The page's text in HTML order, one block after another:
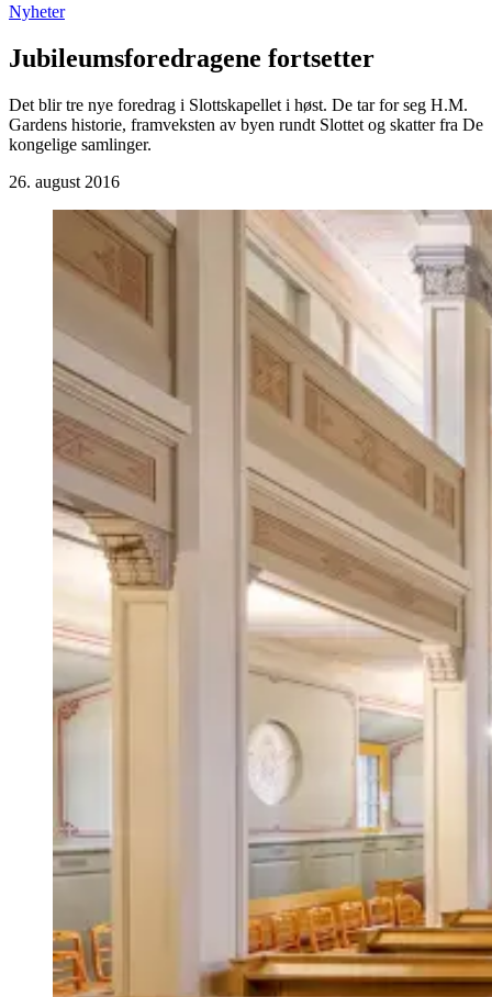
Nyheter
Jubileumsforedragene fortsetter
Det blir tre nye foredrag i Slottskapellet i høst. De tar for seg H.M.
Gardens historie, framveksten av byen rundt Slottet og skatter fra De
kongelige samlinger.
26. august 2016